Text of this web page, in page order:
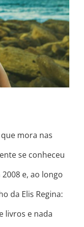
mora nas
se conheceu
e, ao longo
da Elis Regina:
livros e nada